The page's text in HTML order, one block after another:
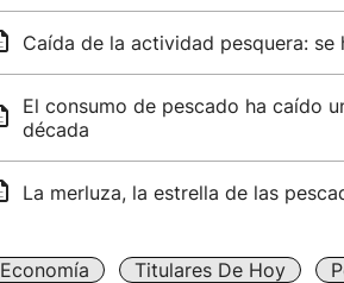
Caída de la actividad pesquera:
El consumo de pescado ha caído
década
La merluza, la estrella de las
Economía Titulares De Hoy